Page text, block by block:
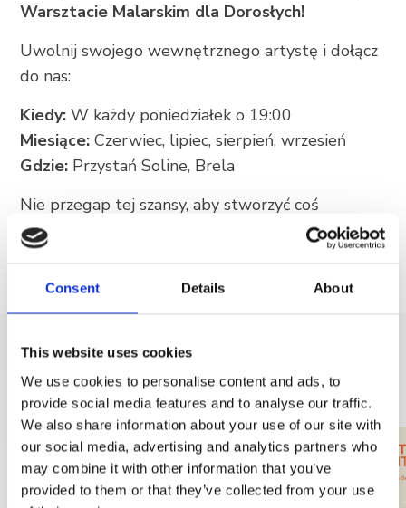
Consent Details About
This website uses cookies
We use cookies to personalise content and ads, to
provide social media features and to analyse our traffic.
We also share information about your use of our site with
our social media, advertising and analytics partners who
may combine it with other information that you’ve
provided to them or that they’ve collected from your use
Warsztacie Malarskim dla Dorosłych!
Uwolnij swojego wewnętrznego artystę i dołącz
do nas:
Kiedy: W każdy poniedziałek o 19:00
Miesiące: Czerwiec, lipiec, sierpień, wrzesień
Gdzie: Przystań Soline, Brela
Nie przegap tej szansy, aby stworzyć coś
wyjątkowego i zabrać ze sobą niepowtarzalną
pamiątkę z Breli!
DISCOVER MORE